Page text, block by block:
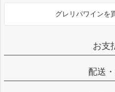
グレリパワインを
お支
配送